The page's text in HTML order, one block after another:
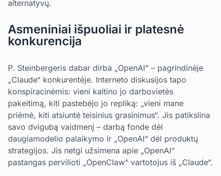
alternatyvų.
Asmeniniai išpuoliai ir platesnė
konkurencija
P. Steinbergeris dabar dirba „OpenAI“ – pagrindinėje
„Claude“ konkurentėje. Interneto diskusijos tapo
konspiracinėmis: vieni kaltino jo darbovietės
pakeitimą, kiti pastebėjo jo repliką: „vieni mane
priėmė, kiti atsiuntė teisinius grasinimus“. Jis patikslina
savo dvigubą vaidmenį – darbą fonde dėl
daugiamodelio palaikymo ir „OpenAI“ dėl produktų
strategijos. Jis netgi užsimena apie „OpenAI“
pastangas pervilioti „OpenClaw“ vartotojus iš „Claude“.